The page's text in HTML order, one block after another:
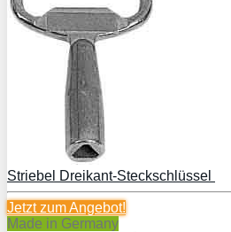
Striebel Dreikant-Steckschlüssel
Jetzt zumAngebot!
Made in Germany